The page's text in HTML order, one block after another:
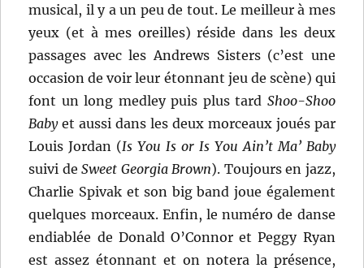
musical, il y a un peu de tout. Le meilleur à mes
yeux (et à mes oreilles) réside dans les deux
passages avec les Andrews Sisters (c’est une
occasion de voir leur étonnant jeu de scène) qui
font un long medley puis plus tard Shoo-Shoo
Babyet aussi dans les deux morceaux joués par
Louis Jordan (Is You Is or Is You Ain’t Ma’ Baby
suivi deSweet Georgia Brown). Toujours en jazz,
Charlie Spivak et son big band joue également
quelques morceaux. Enfin, le numéro de danse
endiablée de Donald O’Connor et Peggy Ryan
est assez étonnant et on notera la présence,